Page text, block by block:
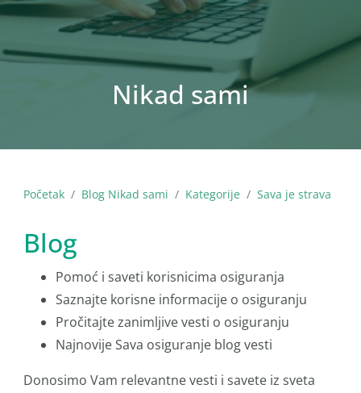
Nikad sami
Početak Blog Nikad sami Kategorije Sava je strava
Blog
Pomoć i saveti korisnicima osiguranja
Saznajte korisne informacije o osiguranju
Pročitajte zanimljive vesti o osiguranju
Najnovije Sava osiguranje blog vesti
Donosimo Vam relevantne vesti i savete iz sveta